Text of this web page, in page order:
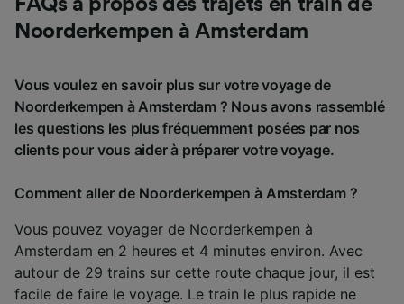
FAQs à propos des trajets en train de
Noorderkempen à Amsterdam
Vous voulez en savoir plus sur votre voyage de
Noorderkempen à Amsterdam ? Nous avons rassemblé
les questions les plus fréquemment posées par nos
clients pour vous aider à préparer votre voyage.
Comment aller de Noorderkempen à Amsterdam ?
Vous pouvez voyager de Noorderkempen à
Amsterdam en 2 heures et 4 minutes environ. Avec
autour de 29 trains sur cette route chaque jour, il est
facile de faire le voyage. Le train le plus rapide ne